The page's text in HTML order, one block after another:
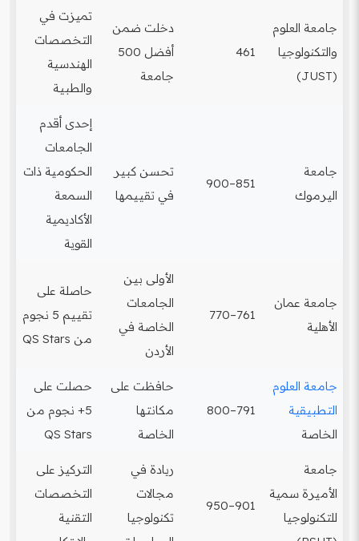
جامعة العلوم
والتكنولوجيا
(JUST)
461
دخلت ضمن
أفضل 500
جامعة
تميزت في
التخصصات
الهندسية
والطبية
جامعة
اليرموك
851–900
تحسن كبير
في تقييمها
إحدى أقدم
الجامعات
الحكومية ذات
السمعة
الأكاديمية
القوية
جامعة عمان
الأهلية
761–770
الأولى بين
الجامعات
الخاصة في
الأردن
حاصلة على
تقييم 5 نجوم
من QS Stars
جامعة العلوم
التطبيقية
الخاصة
791–800
حافظت على
مكانتها
الخاصة
حصلت على
5+ نجوم من
QS Stars
جامعة
الأميرة سمية
للتكنولوجيا
901–950
ريادة في
مجالات
تكنولوجيا
التركيز على
التخصصات
التقنية